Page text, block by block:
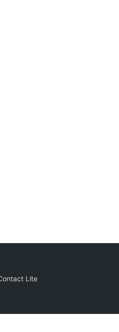
Lite